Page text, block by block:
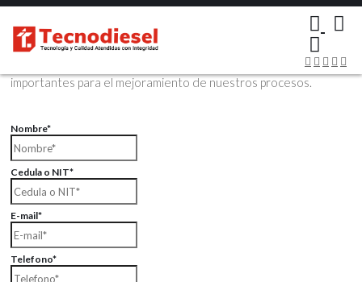
Contáctenos Vía Email
Envíenos sus datos con sus comentarios, sus opiniones son muy
importantes para el mejoramiento de nuestros procesos.
Nombre*
Cedula o NIT*
E-mail*
Telefono*